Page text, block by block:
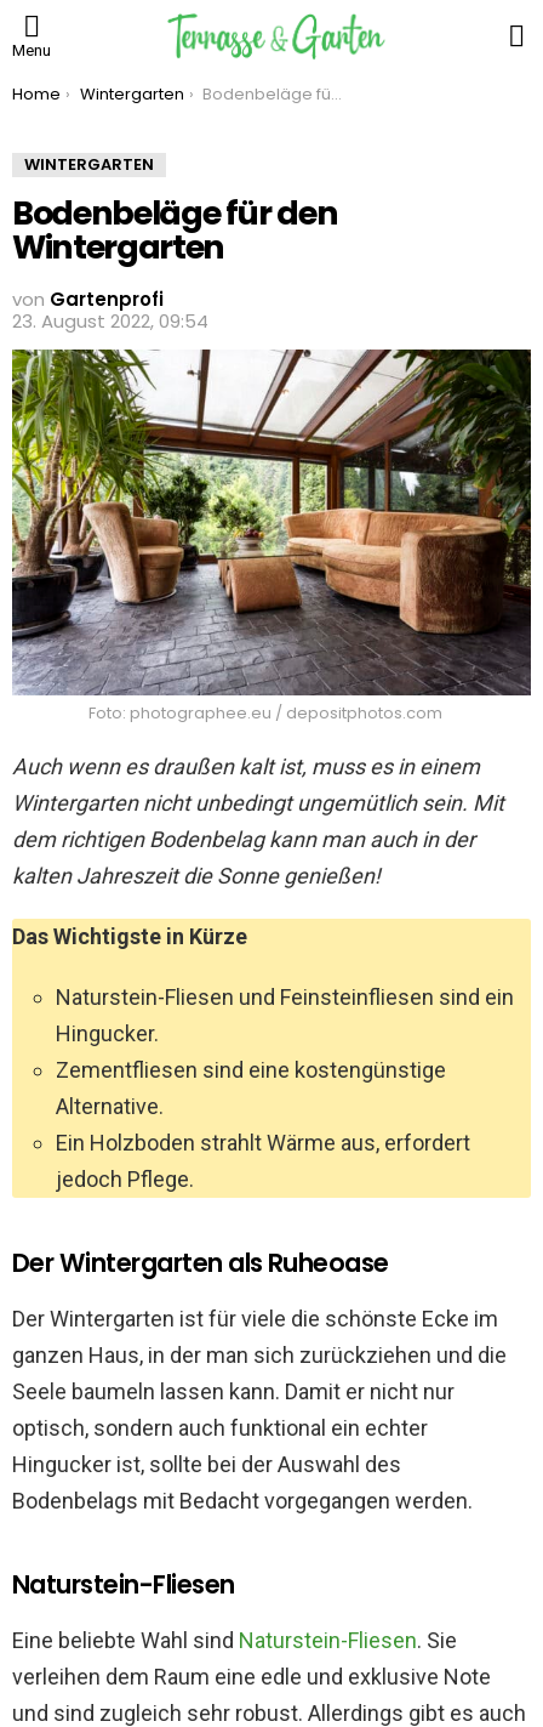
Menu
You are here:
Home Wintergarten Bodenbeläge für den Wintergarten
WINTERGARTEN
Bodenbeläge für den
Wintergarten
von Gartenprofi
23. August 2022, 09:54
Foto: photographee.eu / depositphotos.com
Auch wenn es draußen kalt ist, muss es in einem
Wintergarten nicht unbedingt ungemütlich sein. Mit
dem richtigen Bodenbelag kann man auch in der
kalten Jahreszeit die Sonne genießen!
Das Wichtigste in Kürze
Naturstein-Fliesen und Feinsteinfliesen sind ein
Hingucker.
Zementfliesen sind eine kostengünstige
Alternative.
Ein Holzboden strahlt Wärme aus, erfordert
jedoch Pflege.
Der Wintergarten als Ruheoase
Der Wintergarten ist für viele die schönste Ecke im
ganzen Haus, in der man sich zurückziehen und die
Seele baumeln lassen kann. Damit er nicht nur
optisch, sondern auch funktional ein echter
Hingucker ist, sollte bei der Auswahl des
Bodenbelags mit Bedacht vorgegangen werden.
Naturstein-Fliesen
Eine beliebte Wahl sind Naturstein-Fliesen. Sie
verleihen dem Raum eine edle und exklusive Note
und sind zugleich sehr robust. Allerdings gibt es auch